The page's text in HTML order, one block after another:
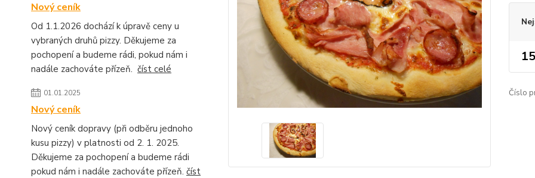
Nový ceník
Od 1.1.2026 dochází k úpravě ceny u
vybraných druhů pizzy. Děkujeme za
pochopení a budeme rádi, pokud nám i
nadále zachováte přízeň. číst celé
01.01.2025
Nový ceník
Nový ceník dopravy (při odběru jednoho
kusu pizzy) v platnosti od 2. 1. 2025.
Děkujeme za pochopení a budeme rádi
pokud nám i nadále zachováte přízeň. číst
Číslo